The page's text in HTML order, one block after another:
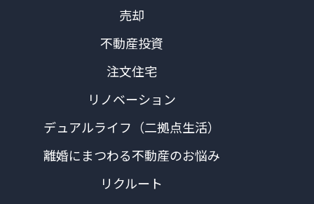
売却
不動産投資
注文住宅
リノベーション
デュアルライフ（二拠点生活）
離婚にまつわる不動産のお悩み
リクルート